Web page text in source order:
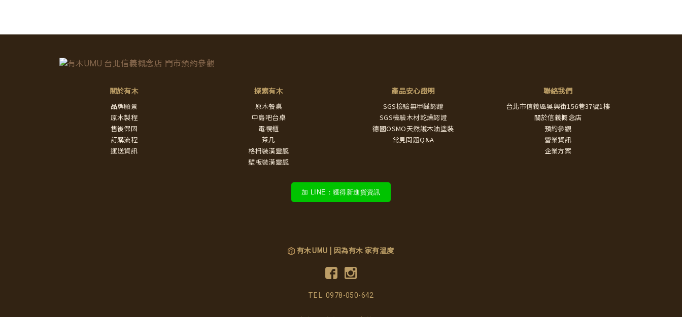
關於有木
品牌願景
原木製程
售後保固
訂購流程
運送資訊
探索有木
原木餐桌
中島吧台桌
電視櫃
茶几
格柵裝潢靈感
壁板裝潢靈感
產品安心證明
SGS檢驗無甲醛認證
SGS檢驗木材乾燥認證
德國OSMO天然護木油塗裝
常見問題Q&A
聯絡我們
台北市信義區吳興街156巷37號1樓
關於信義概念店
預約參觀
營業資訊
企業方案
加 LINE：獲得新進貨資訊
有木UMU | 因為有木 家有溫度
TEL.0978-050-642